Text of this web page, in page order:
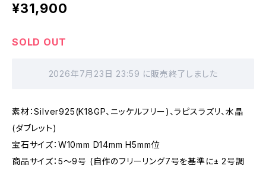
¥31,900
SOLD OUT
2026年7月23日 23:59 に販売終了しました
素材：Silver925(K18GP、ニッケルフリー)、ラピスラズリ、水晶
(ダブレット)
宝石サイズ：W10mm D14mm H5mm位
商品サイズ：5〜9号 (自作のフリーリング7号を基準に± 2号調